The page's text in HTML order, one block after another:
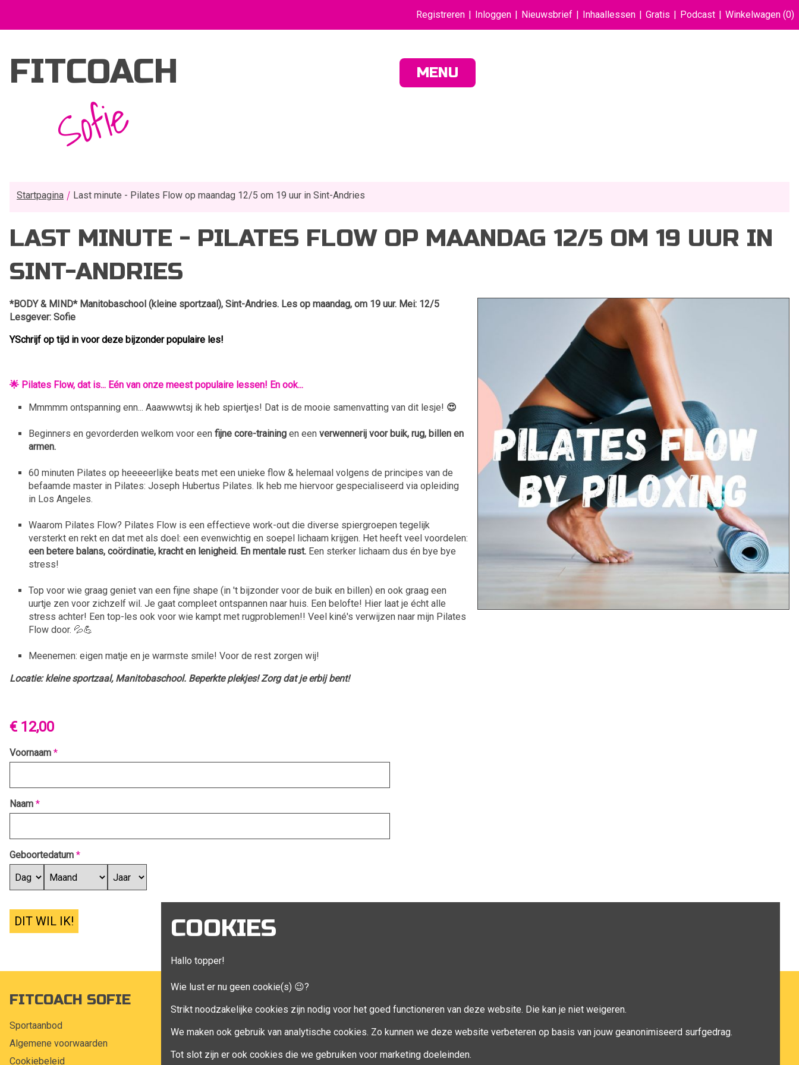
Registreren Inloggen Nieuwsbrief Inhaallessen Gratis Podcast Winkelwagen (0)
FITCOACH
Sofie
MENU
COOKIES
Hallo topper!
Wie lust er nu geen cookie(s) 😉?
Strikt noodzakelijke cookies zijn nodig voor het goed functioneren van deze website. Die kan je niet weigeren.
We maken ook gebruik van analytische cookies. Zo kunnen we deze website verbeteren op basis van jouw geanonimiseerd surfgedrag.
Tot slot zijn er ook cookies die we gebruiken voor marketing doeleinden.
Startpagina Last minute - Pilates Flow op maandag 12/5 om 19 uur in Sint-Andries
LAST MINUTE - PILATES FLOW OP MAANDAG 12/5 OM 19 UUR IN
SINT-ANDRIES
*BODY & MIND* Manitobaschool (kleine sportzaal), Sint-Andries. Les op maandag, om 19 uur. Mei: 12/5
Lesgever: Sofie
YSchrijf op tijd in voor deze bijzonder populaire les!
🌟 Pilates Flow, dat is... Eén van onze meest populaire lessen! En ook...
Mmmmm ontspanning enn... Aaawwwtsj ik heb spiertjes! Dat is de mooie samenvatting van dit lesje! 😍
Beginners en gevorderden welkom voor een fijne core-training en een verwennerij voor buik, rug, billen en
armen.
60 minuten Pilates op heeeeerlijke beats met een unieke flow & helemaal volgens de principes van de
befaamde master in Pilates: Joseph Hubertus Pilates. Ik heb me hiervoor gespecialiseerd via opleiding
in Los Angeles.
Waarom Pilates Flow? Pilates Flow is een effectieve work-out die diverse spiergroepen tegelijk
versterkt en rekt en dat met als doel: een evenwichtig en soepel lichaam krijgen. Het heeft veel voordelen:
een betere balans, coördinatie, kracht en lenigheid. En mentale rust. Een sterker lichaam dus én bye bye
stress!
Top voor wie graag geniet van een fijne shape (in 't bijzonder voor de buik en billen) en ook graag een
uurtje zen voor zichzelf wil. Je gaat compleet ontspannen naar huis. Een belofte! Hier laat je écht alle
stress achter! Een top-les ook voor wie kampt met rugproblemen!! Veel kiné's verwijzen naar mijn Pilates
Flow door. 💦💪
Meenemen: eigen matje en je warmste smile! Voor de rest zorgen wij!
Locatie: kleine sportzaal, Manitobaschool. Beperkte plekjes! Zorg dat je erbij bent!
€ 12,00
Voornaam *
Naam *
Geboortedatum *
DIT WIL IK!
FITCOACH SOFIE
Sportaanbod
Algemene voorwaarden
Cookiebeleid
Mijn account
Klant adressen